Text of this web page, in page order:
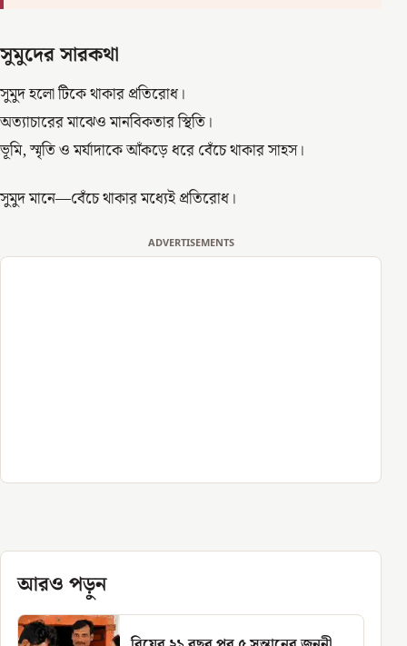
সুমুদের সারকথা
সুমুদ হলো টিকে থাকার প্রতিরোধ।
অত্যাচারের মাঝেও মানবিকতার স্থিতি।
ভূমি, স্মৃতি ও মর্যাদাকে আঁকড়ে ধরে বেঁচে থাকার সাহস।
সুমুদ মানে—বেঁচে থাকার মধ্যেই প্রতিরোধ।
ADVERTISEMENTS
আরও পড়ুন